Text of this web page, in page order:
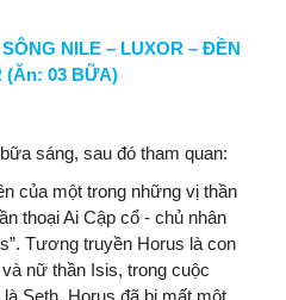
NILE – LUXOR – ĐỀN
(Ăn: 03 BỮA)
sáng, sau đó tham quan:
của một trong những vị thần
thoại Ai Cập cổ - chủ nhân
Tương truyền Horus là con
nữ thần Isis, trong cuộc
Seth, Horus đã bị mất một